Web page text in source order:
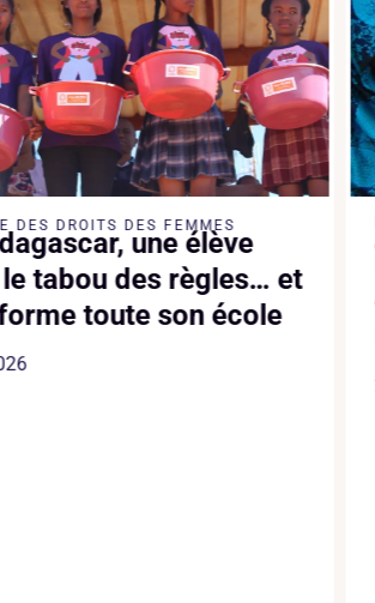
DES DROITS DES FEMMES
une élève
tabou des règles… et
toute son école